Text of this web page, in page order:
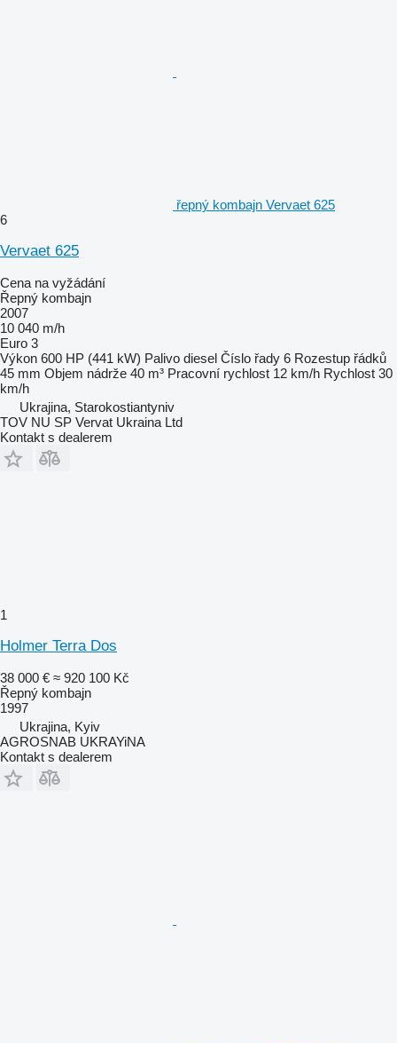
řepný kombajn Vervaet 625
6
Vervaet 625
Cena na vyžádání
Řepný kombajn
2007
10 040 m/h
Euro 3
Výkon 600 HP (441 kW) Palivo diesel Číslo řady 6 Rozestup řádků
45 mm Objem nádrže 40 m³ Pracovní rychlost 12 km/h Rychlost 30
km/h
Ukrajina, Starokostiantyniv
TOV NU SP Vervat Ukraina Ltd
Kontakt s dealerem
1
Holmer Terra Dos
38 000 € ≈ 920 100 Kč
Řepný kombajn
1997
Ukrajina, Kyiv
AGROSNAB UKRAYiNA
Kontakt s dealerem